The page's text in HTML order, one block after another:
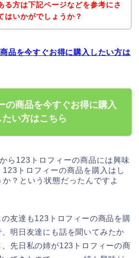
る方は下記ページなどを参考にさ
はいかがでしょうか？
品を今すぐお得に購入したい方は
の商品を今すぐお得に購入
たい方はこちら
ら123トロフィーの商品には興味
トロフィーの商品を購入はし
？という状態だったんですよ
友達も123トロフィーの商品を購
明日友達にも話を聞いてみたか
先日私の姉が123トロフィーの商